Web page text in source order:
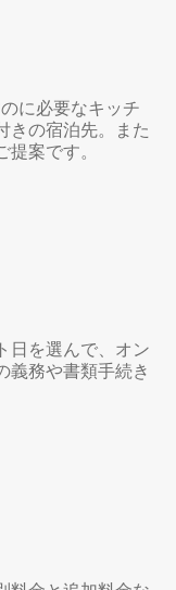
に必要なキッチ
きの宿泊先。また
案です。
日を選んで、オン
義務や書類手続き